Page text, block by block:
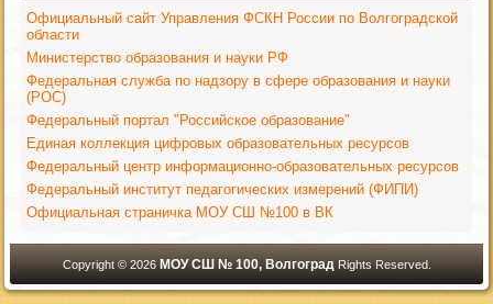
Официальный сайт Управления ФСКН России по Волгоградской
области
Министерство образования и науки РФ
Федеральная служба по надзору в сфере образования и науки
(РОС)
Федеральный портал "Российское образование"
Единая коллекция цифровых образовательных ресурсов
Федеральный центр информационно-образовательных ресурсов
Федеральный институт педагогических измерений (ФИПИ)
Официальная страничка МОУ СШ №100 в ВК
Copyright © 2026 МОУ СШ № 100, Волгоград Rights Reserved.